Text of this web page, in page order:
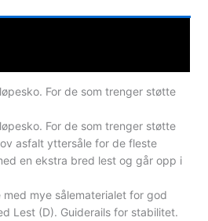
For de som trenger støtte
For de som trenger støtte
asfalt yttersåle for de fleste
en ekstra bred lest og går opp i
mye sålematerialet for god
Lest (D). Guiderails for stabilitet.